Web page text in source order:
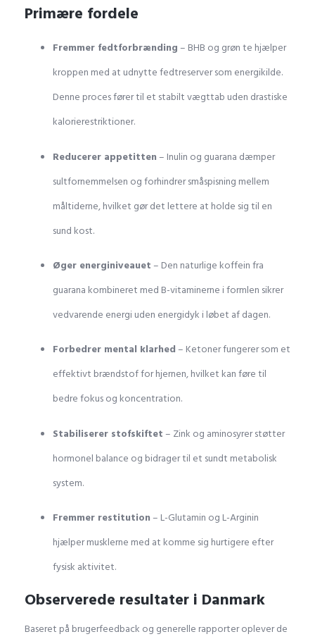
Primære fordele
Fremmer fedtforbrænding– BHB og grøn te hjælper
kroppen med at udnytte fedtreserver som energikilde.
Denne proces fører til et stabilt vægttab uden drastiske
kalorierestriktioner.
Reducerer appetitten– Inulin og guarana dæmper
sultfornemmelsen og forhindrer småspisning mellem
måltiderne, hvilket gør det lettere at holde sig til en
sund kost.
Øger energiniveauet– Den naturlige koffein fra
guarana kombineret med B-vitaminerne i formlen sikrer
vedvarende energi uden energidyk i løbet af dagen.
Forbedrer mental klarhed– Ketoner fungerer som et
effektivt brændstof for hjernen, hvilket kan føre til
bedre fokus og koncentration.
Stabiliserer stofskiftet– Zink og aminosyrer støtter
hormonel balance og bidrager til et sundt metabolisk
system.
Fremmer restitution– L-Glutamin og L-Arginin
hjælper musklerne med at komme sig hurtigere efter
fysisk aktivitet.
Observerede resultater i Danmark
Baseret på brugerfeedback og generelle rapporter oplever de